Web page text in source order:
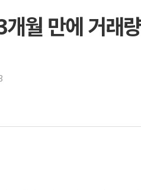
금값 7주 만에 최고…
[인도증시] 중동 긴장
양주 섬유염색공장
김정관 산업부 장관
월 만에 거래